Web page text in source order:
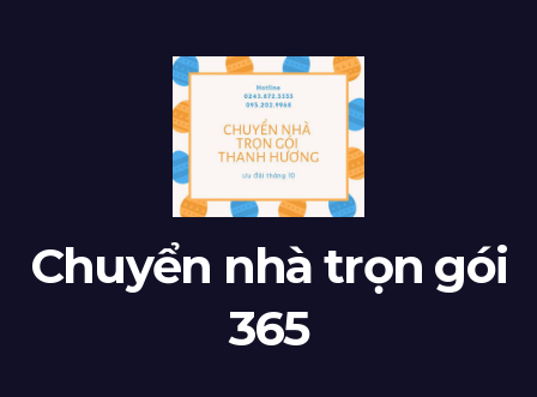
Chuyển nhà trọn gói
365